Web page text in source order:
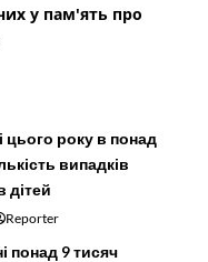
у пам'ять про
цього року в понад
випадків
дітей
Reporter
понад 9 тисяч